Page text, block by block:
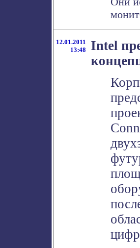
12.01.2011
13:48
Intel